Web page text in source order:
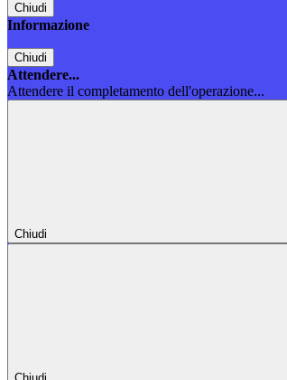
Chiudi
Informazione
Chiudi
Attendere...
Attendere il completamento dell'operazione...
Chiudi